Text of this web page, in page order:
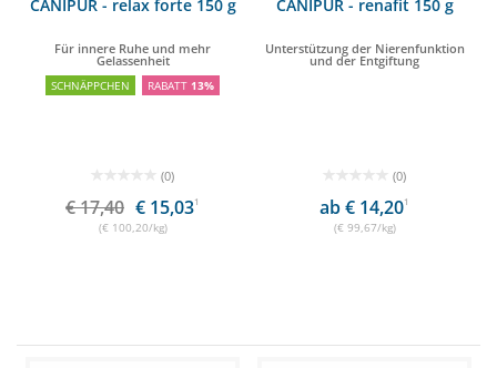
CANIPUR - relax forte 150 g
Für innere Ruhe und mehr
Gelassenheit
SCHNÄPPCHEN RABATT 13%
(0)
€ 17,40 € 15,031
(€ 100,20/kg)
CANIPUR - renafit 150 g
Unterstützung der Nierenfunktion
und der Entgiftung
(0)
ab € 14,201
(€ 99,67/kg)